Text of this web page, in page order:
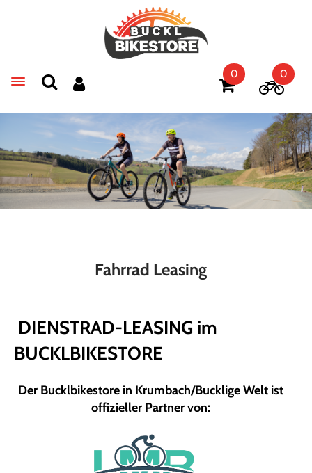
Toggle navigation
0 0
Fahrrad Leasing
DIENSTRAD-LEASING im
BUCKLBIKESTORE
Der Bucklbikestore in Krumbach/Bucklige Welt ist
offizieller Partner von: